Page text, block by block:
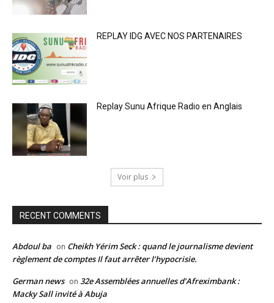
REPLAY IDG AVEC NOS PARTENAIRES
Replay Sunu Afrique Radio en Anglais
Voir plus
RECENT COMMENTS
Abdoul ba on Cheikh Yérim Seck : quand le journalisme devient
règlement de comptes Il faut arrêter l’hypocrisie.
German news on 32e Assemblées annuelles d’Afreximbank :
Macky Sall invité à Abuja